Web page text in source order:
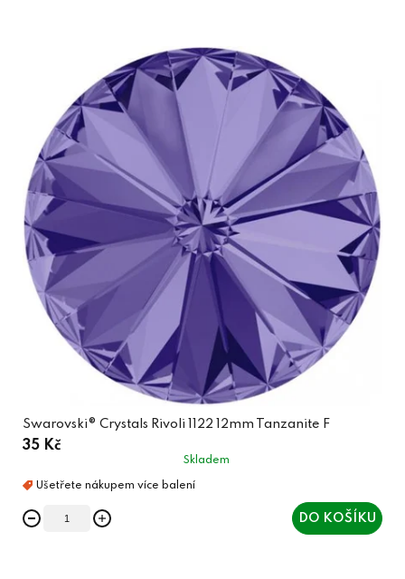
Swarovski® Crystals Rivoli 1122 12mm Tanzanite F
35 Kč
Skladem
DO KOŠÍKU